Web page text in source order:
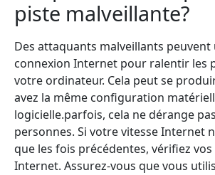
piste malveillante?
Des attaquants malveillants
connexion Internet pour ralentir les
votre ordinateur. Cela peut se
avez la même configuration
logicielle.parfois, cela ne dérange
personnes. Si votre vitesse Internet
que les fois précédentes, vérifiez
Internet. Assurez-vous que vous